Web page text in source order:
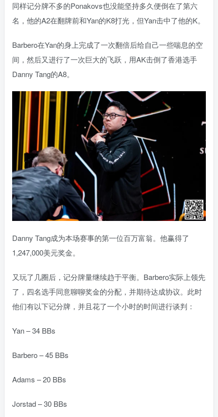
同样记分牌不多的Ponakovs也没能坚持多久便倒在了第六
名，他的A2在翻牌前和Yan的K8打光，但Yan击中了他的K。
Barbero在Yan的身上完成了一次翻倍后给自己一些喘息的空
间，然后又进行了一次巨大的飞跃，用AK击倒了香港选手
Danny Tang的A8。
Danny Tang成为本场赛事的第一位百万富翁。他赢得了
1,247,000美元奖金。
又玩了几圈后，记分牌量继续趋于平衡。Barbero实际上领先
了，四名选手同意聊聊奖金的分配，并期待达成协议。此时
他们有以下记分牌，并且花了一个小时的时间进行谈判：
Yan – 34 BBs
Barbero – 45 BBs
Adams – 20 BBs
Jorstad – 30 BBs